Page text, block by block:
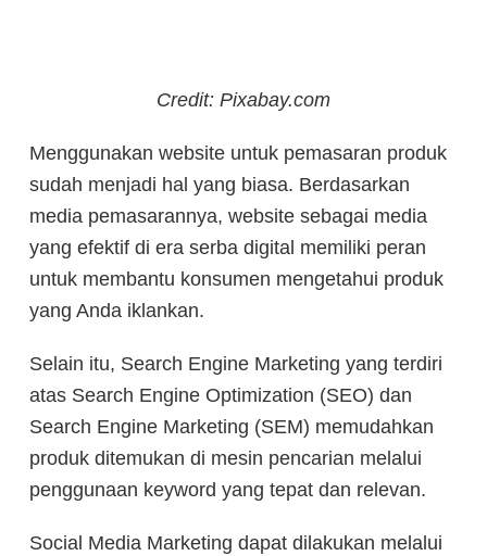
Credit: Pixabay.com
Menggunakan website untuk pemasaran produk
sudah menjadi hal yang biasa. Berdasarkan
media pemasarannya, website sebagai media
yang efektif di era serba digital memiliki peran
untuk membantu konsumen mengetahui produk
yang Anda iklankan.
Selain itu, Search Engine Marketing yang terdiri
atas Search Engine Optimization (SEO) dan
Search Engine Marketing (SEM) memudahkan
produk ditemukan di mesin pencarian melalui
penggunaan keyword yang tepat dan relevan.
Social Media Marketing dapat dilakukan melalui